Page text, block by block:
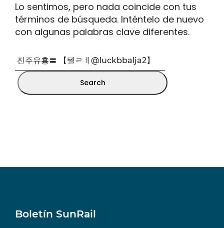
Lo sentimos, pero nada coincide con tus
términos de búsqueda. Inténtelo de nuevo
con algunas palabras clave diferentes.
Buscar
Boletín SunRail